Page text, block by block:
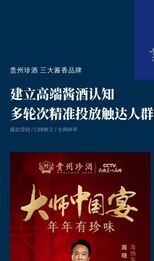
贵州珍酒 三大酱香品牌
建立高端酱酒认知
多轮次精准投放触达人群
爆款营销 / 口碑树立 / 全网种草